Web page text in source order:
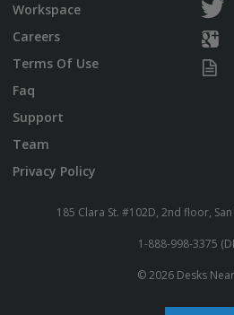
Workspace
Careers
Terms Of Use
Faq
Support
Team
Privacy Policy
185 Clara St. #102D, 2nd floor,
1-888-998-3375
© 2026 Desks